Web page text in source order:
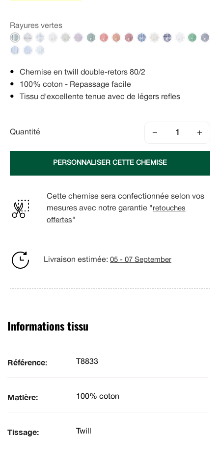
Rayures vertes
Chemise en twill double-retors 80/2
100% coton - Repassage facile
Tissu d'excellente tenue avec de légers refles
Quantité − +
PERSONNALISER CETTE CHEMISE
Cette chemise sera confectionnée selon vos
mesures avec notre garantie " retouches
offertes"
Livraison estimée: 05 - 07 September
Informations tissu
Référence: T8833
Matière: 100% coton
Tissage: Twill